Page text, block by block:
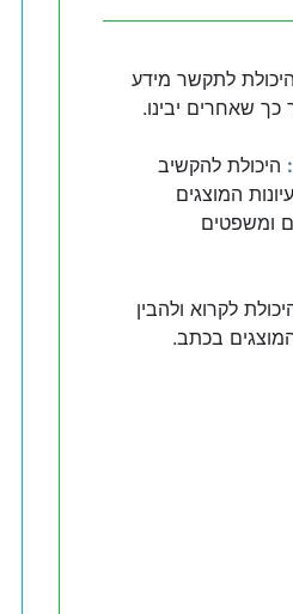
היכולת לתקשר מידע
כך שאחרים יבינו.
היכולת להקשיב
המוצגים
ומשפטים
לקרוא ולהבין
המוצגים בכתב.